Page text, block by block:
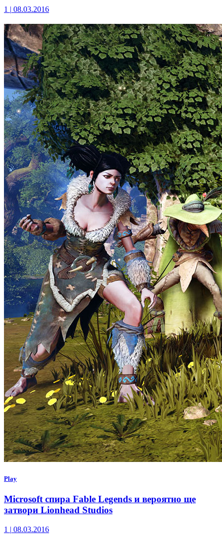
1 | 08.03.2016
Play
Microsoft спира Fable Legends и вероятно ще
затвори Lionhead Studios
1 | 08.03.2016